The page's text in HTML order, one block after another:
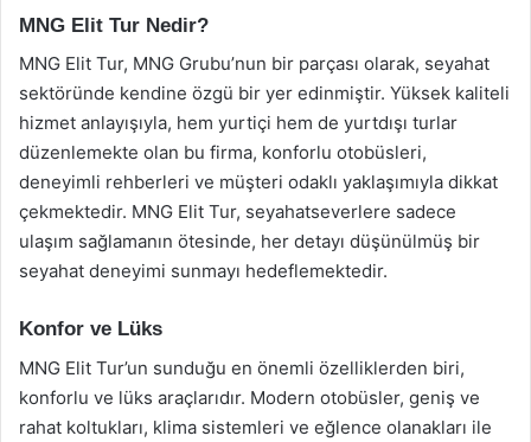
MNG Elit Tur Nedir?
MNG Elit Tur, MNG Grubu’nun bir parçası olarak, seyahat
sektöründe kendine özgü bir yer edinmiştir. Yüksek kaliteli
hizmet anlayışıyla, hem yurtiçi hem de yurtdışı turlar
düzenlemekte olan bu firma, konforlu otobüsleri,
deneyimli rehberleri ve müşteri odaklı yaklaşımıyla dikkat
çekmektedir. MNG Elit Tur, seyahatseverlere sadece
ulaşım sağlamanın ötesinde, her detayı düşünülmüş bir
seyahat deneyimi sunmayı hedeflemektedir.
Konfor ve Lüks
MNG Elit Tur’un sunduğu en önemli özelliklerden biri,
konforlu ve lüks araçlarıdır. Modern otobüsler, geniş ve
rahat koltukları, klima sistemleri ve eğlence olanakları ile